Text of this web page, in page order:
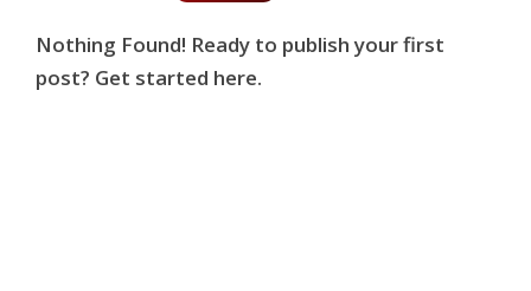
Nothing Found! Ready to publish your first
post? Get started here.